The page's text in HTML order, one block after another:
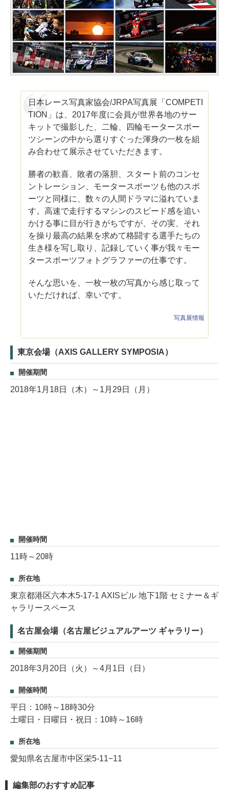
日本レース写真家協会/JRPA写真展「COMPETI
TION」は、2017年度に会員が世界各地のサー
キットで撮影した、二輪、四輪モータースポー
ツシーンの中から選りすぐった渾身の一枚を組
み合わせて展示させていただきます。
勝者の歓喜、敗者の落胆、スタート前のコンセ
ントレーション、モータースポーツも他のスポ
ーツと同様に、数々の人間ドラマに溢れていま
す。高速で走行するマシンのスピード感を追い
かける事に目が行きがちですが、その実、それ
を操り最高の結果を求めて格闘する選手たちの
生き様を写し取り、記録していく事が我々モー
タースポーツフォトグラファーの仕事です。
そんな思いを、一枚一枚の写真から感じ取って
いただければ、幸いです。
写真展情報
東京会場（AXIS GALLERY SYMPOSIA）
開催期間
2018年1月18日（木）～1月29日（月）
開催時間
11時～20時
所在地
東京都港区六本木5-17-1 AXISビル 地下1階 セミナー＆ギ
ャラリースペース
名古屋会場（名古屋ビジュアルアーツ ギャラリー）
開催期間
2018年3月20日（火）～4月1日（日）
開催時間
平日：10時～18時30分
土曜日・日曜日・祝日：10時～16時
所在地
愛知県名古屋市中区栄5-11−11
編集部のおすすめ記事